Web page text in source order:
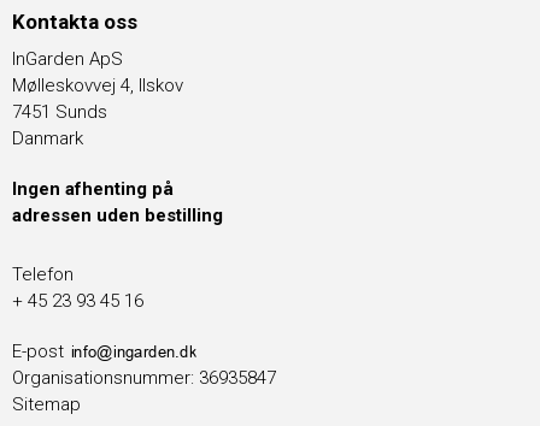
Kontakta oss
InGarden ApS
Mølleskovvej 4, Ilskov
7451 Sunds
Danmark
Ingen afhenting på
adressen uden bestilling
Telefon
+ 45 23 93 45 16
E-post
Organisationsnummer: 36935847
Sitemap